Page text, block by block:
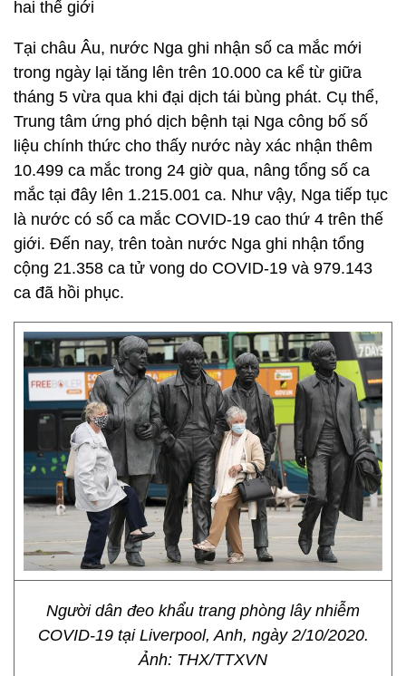
hai thế giới
Tại châu Âu, nước Nga ghi nhận số ca mắc mới
trong ngày lại tăng lên trên 10.000 ca kể từ giữa
tháng 5 vừa qua khi đại dịch tái bùng phát. Cụ thể,
Trung tâm ứng phó dịch bệnh tại Nga công bố số
liệu chính thức cho thấy nước này xác nhận thêm
10.499 ca mắc trong 24 giờ qua, nâng tổng số ca
mắc tại đây lên 1.215.001 ca. Như vậy, Nga tiếp tục
là nước có số ca mắc COVID-19 cao thứ 4 trên thế
giới. Đến nay, trên toàn nước Nga ghi nhận tổng
cộng 21.358 ca tử vong do COVID-19 và 979.143
ca đã hồi phục.
Người dân đeo khẩu trang phòng lây nhiễm
COVID-19 tại Liverpool, Anh, ngày 2/10/2020.
Ảnh: THX/TTXVN